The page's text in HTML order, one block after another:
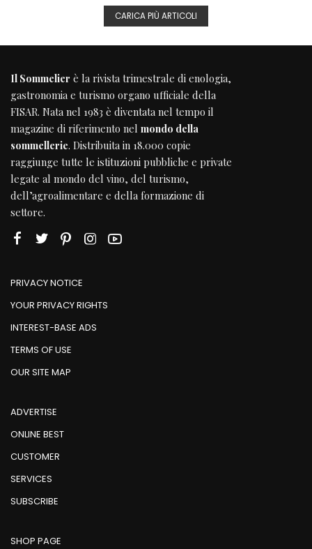
CARICA PIÙ ARTICOLI
Il Sommelier è la rivista trimestrale di enologia,
gastronomia e turismo organo ufficiale della
FISAR. Nata nel 1983 è diventata nel tempo il
magazine di riferimento nel mondo della
sommellerie. Distribuita in 18.000 copie
raggiunge tutte le istituzioni pubbliche e private
legate al mondo del vino, del turismo,
dell’agroalimentare e della formazione di
settore.
PRIVACY NOTICE
YOUR PRIVACY RIGHTS
INTEREST-BASE ADS
TERMS OF USE
OUR SITE MAP
ADVERTISE
ONLINE BEST
CUSTOMER
SERVICES
SUBSCRIBE
SHOP PAGE